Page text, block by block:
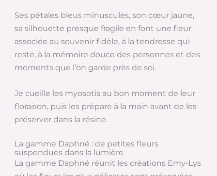
Ses pétales bleus minuscules, son cœur jaune,
sa silhouette presque fragile en font une fleur
associée au souvenir fidèle, à la tendresse qui
reste, à la mémoire douce des personnes et des
moments que l’on garde près de soi.
Je cueille les myosotis au bon moment de leur
floraison, puis les prépare à la main avant de les
préserver dans la résine.
La gamme Daphné : de petites fleurs
suspendues dans la lumière
La gamme Daphné réunit les créations Emy-Lys